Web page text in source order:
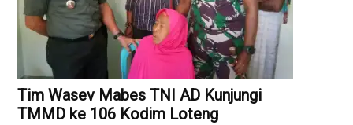
Tim Wasev Mabes TNI AD Kunjungi
TMMD ke 106 Kodim Loteng